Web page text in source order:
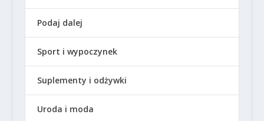
Podaj dalej
Sport i wypoczynek
Suplementy i odżywki
Uroda i moda